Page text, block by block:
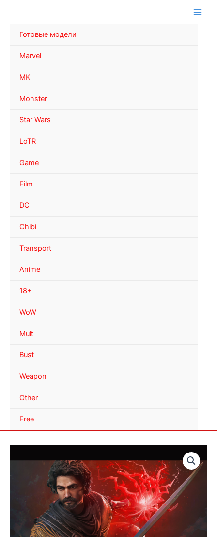
Готовые модели
Marvel
MK
Monster
Star Wars
LoTR
Game
Film
DC
Chibi
Transport
Anime
18+
WoW
Mult
Bust
Weapon
Other
Free